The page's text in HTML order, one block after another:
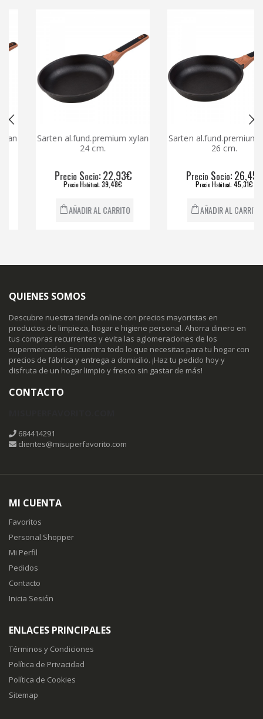
Sarten al.fund.premium xylan
24 cm.
recioSocio: 22,93€
recioHabitual: 39,48€
AÑADIR AL CARRITO
Sarten al.fund.premium
26 cm.
recioSocio: 26,45€
recioHabitual: 45,31€
AÑADIR AL CARRITO
QUIENES SOMOS
Descubre nuestra tienda online con precios mayoristas en
productos de limpieza, hogar e higiene personal. Ahorra dinero en
tus compras recurrentes y evita las aglomeraciones de los
supermercados. Encuentra todo lo que necesitas para tu hogar con
precios de fábrica y entrega a domicilio. ¡Haz tu pedido hoy y
disfruta de un hogar limpio y fresco sin gastar de más!
CONTACTO
684414291
clientes@misuperfavorito.com
MI CUENTA
Favoritos
Personal Shopper
Mi Perfil
Pedidos
Contacto
Inicia Sesión
ENLACES PRINCIPALES
Términos y Condiciones
Política de Privacidad
Política de Cookies
Sitemap